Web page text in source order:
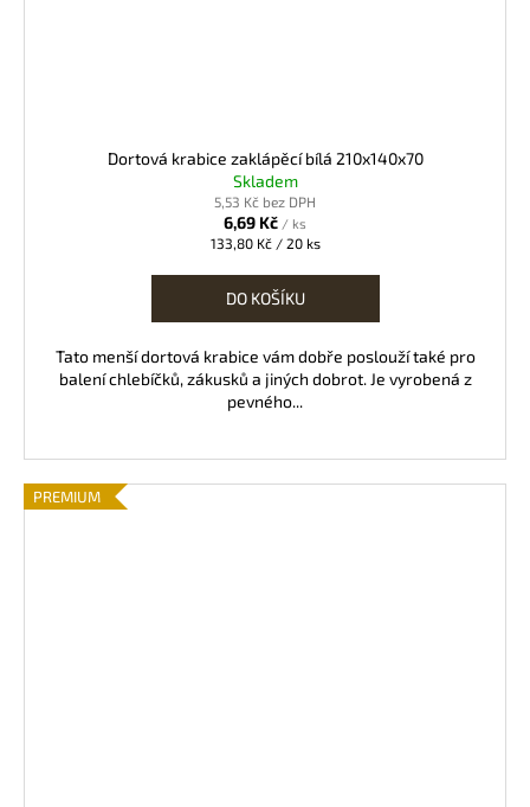
Dortová krabice zaklápěcí bílá 210x140x70
Skladem
5,53 Kč bez DPH
6,69 Kč / ks
Měrná
133,80 Kč / 20 ks
DO KOŠÍKU
Tato menší dortová krabice vám dobře poslouží také pro
balení chlebíčků, zákusků a jiných dobrot. Je vyrobená z
pevného...
PREMIUM